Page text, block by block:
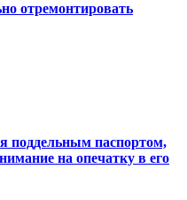
отремонтировать
поддельным паспортом,
на опечатку в его